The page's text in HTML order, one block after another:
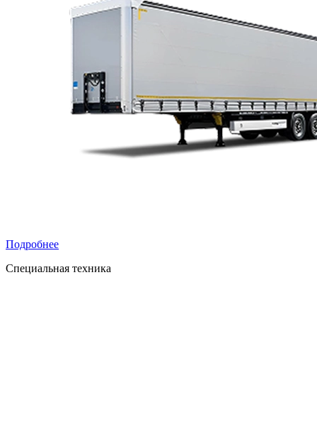
Подробнее
Специальная техника